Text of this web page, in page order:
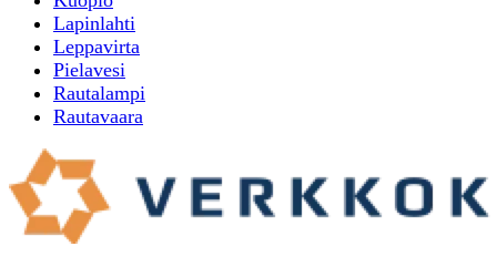
Lapinlahti
Leppavirta
Pielavesi
Rautalampi
Rautavaara